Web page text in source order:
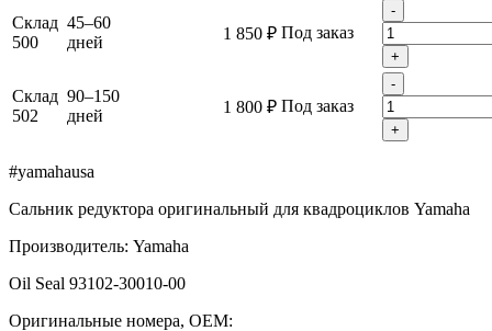
Склад
500
45–60
дней
1 850 ₽ Под заказ
-
+
Склад
502
90–150
дней
1 800 ₽ Под заказ
-
+
#yamahausa
Сальник редуктора оригинальный для квадроциклов Yamaha
Производитель: Yamaha
Oil Seal 93102-30010-00
Оригинальные номера, OEM: